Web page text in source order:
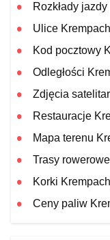
Rozkłady
Ulice
Kod pocztowy
Odległości
Zdjęcia
Restauracje
Mapa terenu
Trasy
Korki
Ceny paliw